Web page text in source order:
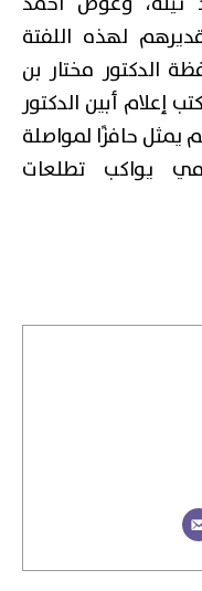
لهذه اللفتة
الدكتور مختار بن
إعلام أبين الدكتور
يمثل حافزًا لمواصلة
يواكب تطلعات